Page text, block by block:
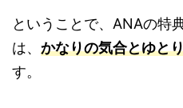
ということで、ANAの特
は、 かなりの気合とゆと
す。